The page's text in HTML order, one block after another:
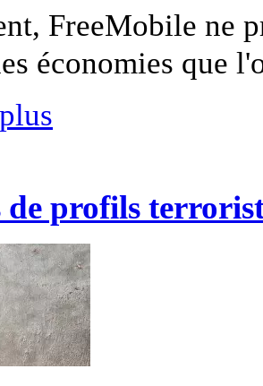
FreeMobile ne
économies que
profils